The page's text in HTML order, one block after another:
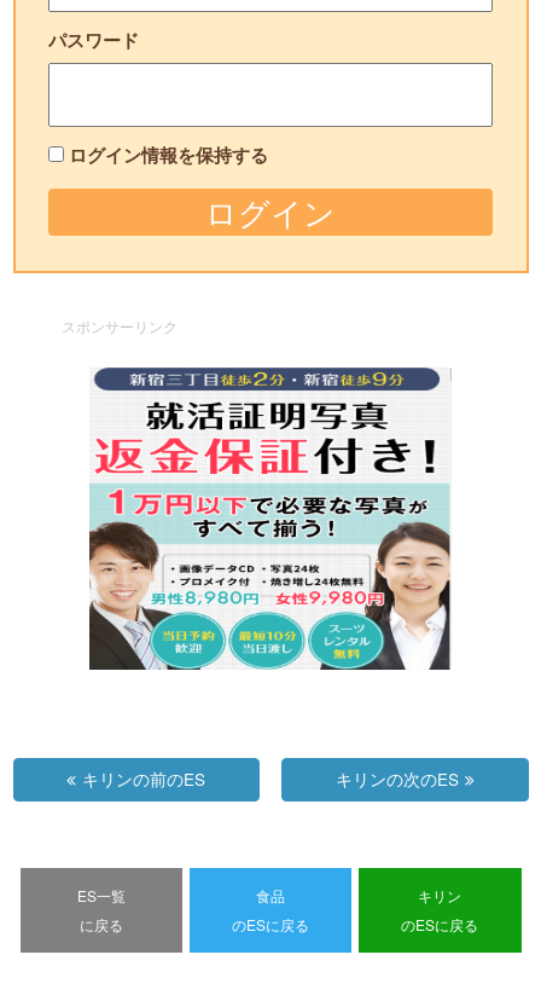
パスワード
ログイン情報を保持する
スポンサーリンク
キリンの前のES キリンの次のES
ES一覧
に戻る
食品
のESに戻る
キリン
のESに戻る